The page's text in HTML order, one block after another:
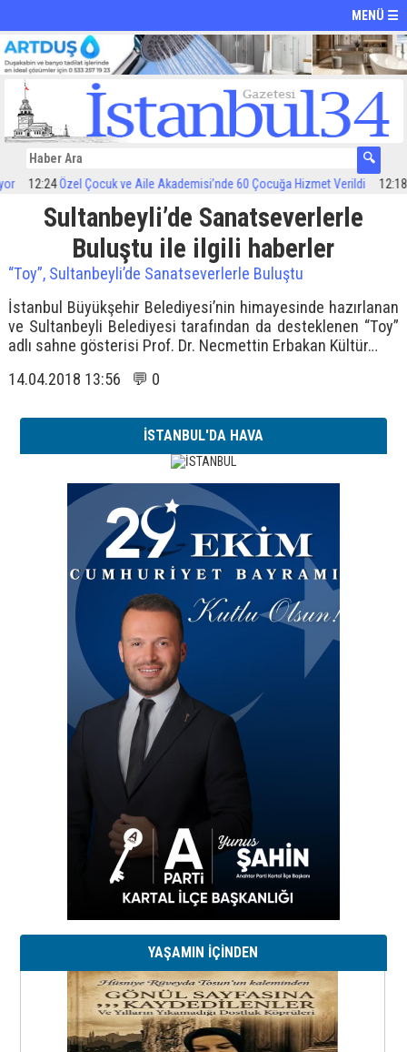
MENÜ ☰
12:24Özel Çocuk ve Aile Akademisi’nde 60 Çocuğa Hizmet Verildi 12:18
Sultanbeyli’de Sanatseverlerle
Buluştu ile ilgili haberler
“Toy”, Sultanbeyli’de Sanatseverlerle Buluştu
İstanbul Büyükşehir Belediyesi’nin himayesinde hazırlanan
ve Sultanbeyli Belediyesi tarafından da desteklenen “Toy”
adlı sahne gösterisi Prof. Dr. Necmettin Erbakan Kültür…
14.04.2018 13:56 💬 0
İSTANBUL'DA HAVA
YAŞAMIN İÇİNDEN